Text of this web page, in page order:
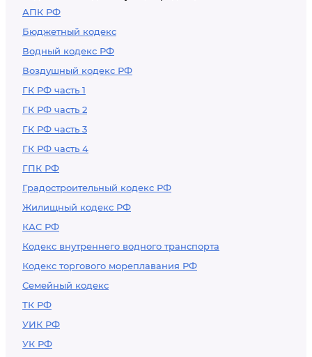
АПК РФ
Бюджетный кодекс
Водный кодекс РФ
Воздушный кодекс РФ
ГК РФ часть 1
ГК РФ часть 2
ГК РФ часть 3
ГК РФ часть 4
ГПК РФ
Градостроительный кодекс РФ
Жилищный кодекс РФ
КАС РФ
Кодекс внутреннего водного транспорта
Кодекс торгового мореплавания РФ
Семейный кодекс
ТК РФ
УИК РФ
УК РФ